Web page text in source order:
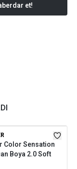
et!
Color Sensation
Boya 2.0 Soft